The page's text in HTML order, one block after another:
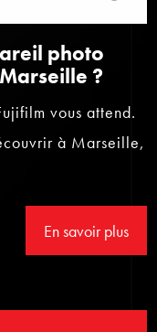
photo
?
vous attend.
à Marseille,
En savoir plus